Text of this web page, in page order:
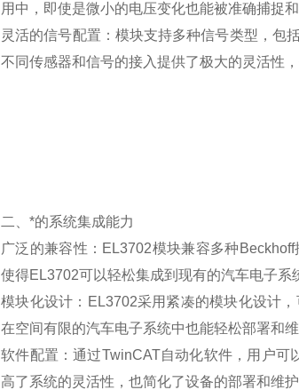
用中，即使是微小的电压变化也能被准确捕捉
灵活的信号配置：模块支持多种信号类型，包
不同传感器和信号的接入提供了极大的灵活性
二、*的系统集成能力
广泛的兼容性：EL3702模块兼容多种
使得EL3702可以轻松集成到现有的汽车电子
模块化设计：EL3702采用紧凑的模块化设计
在空间有限的汽车电子系统中也能轻松部署和维
软件配置：通过TwinCAT自动化软件，用户
高了系统的灵活性，也简化了设备的部署和维护